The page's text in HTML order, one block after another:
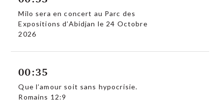
Milo sera en concert au Parc des
Expositions d’Abidjan le 24 Octobre
2026
00:35
Que l’amour soit sans hypocrisie.
Romains 12:9